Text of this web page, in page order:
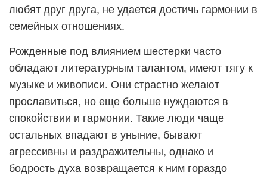
любят друг друга, не удается достичь гармонии в
семейных отношениях.
Рожденные под влиянием шестерки часто
обладают литературным талантом, имеют тягу к
музыке и живописи. Они страстно желают
прославиться, но еще больше нуждаются в
спокойствии и гармонии. Такие люди чаще
остальных впадают в уныние, бывают
агрессивны и раздражительны, однако и
бодрость духа возвращается к ним гораздо